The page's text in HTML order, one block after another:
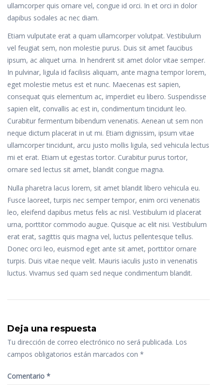
ullamcorper quis ornare vel, congue id orci. In et orci in dolor
dapibus sodales ac nec diam.
Etiam vulputate erat a quam ullamcorper volutpat. Vestibulum
vel feugiat sem, non molestie purus. Duis sit amet faucibus
ipsum, ac aliquet urna. In hendrerit sit amet dolor vitae semper.
In pulvinar, ligula id facilisis aliquam, ante magna tempor lorem,
eget molestie metus est et nunc. Maecenas est sapien,
consequat quis elementum ac, imperdiet eu libero. Suspendisse
sapien elit, convallis ac est in, condimentum tincidunt leo.
Curabitur fermentum bibendum venenatis. Aenean ut sem non
neque dictum placerat in ut mi. Etiam dignissim, ipsum vitae
ullamcorper tincidunt, arcu justo mollis ligula, sed vehicula lectus
mi et erat. Etiam ut egestas tortor. Curabitur purus tortor,
ornare sed lectus sit amet, blandit congue magna.
Nulla pharetra lacus lorem, sit amet blandit libero vehicula eu.
Fusce laoreet, turpis nec semper tempor, enim orci venenatis
leo, eleifend dapibus metus felis ac nisl. Vestibulum id placerat
urna, porttitor commodo augue. Quisque ac elit nisi. Vestibulum
erat erat, sagittis quis magna vel, luctus pellentesque tellus.
Donec orci leo, euismod eget ante sit amet, porttitor ornare
turpis. Duis vitae neque velit. Mauris iaculis justo in venenatis
luctus. Vivamus sed quam sed neque condimentum blandit.
Deja una respuesta
Tu dirección de correo electrónico no será publicada. Los
campos obligatorios están marcados con *
Comentario *